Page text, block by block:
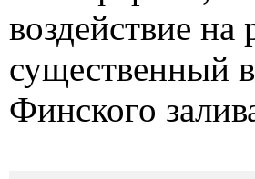
воздействие на
существенный
Финского